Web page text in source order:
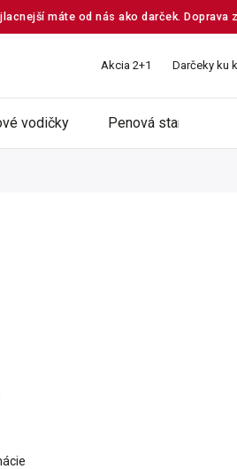
máte od nás ako darček. Doprava
Akcia 2+1 Darčeky ku
vodičky Penová starostlivosť